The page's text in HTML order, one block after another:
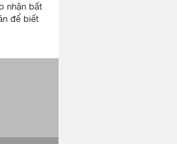
nhận bất
để biết